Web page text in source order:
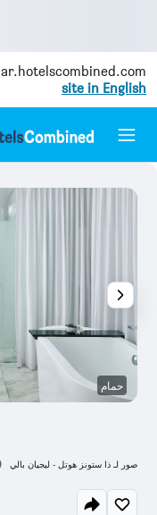
ar.hotelscombined.com
site in English
حمام
صور لـ ذا ستونز هوتل - ليجيان بالي